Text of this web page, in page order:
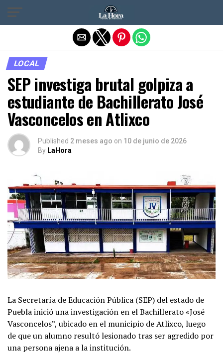
LOCAL
SEP investiga brutal golpiza a
estudiante de Bachillerato José
Vasconcelos en Atlixco
Published 2 meses ago on 10 de junio de 2026
By LaHora
La Secretaría de Educación Pública (SEP) del estado de
Puebla inició una investigación en el Bachillerato «José
Vasconcelos”, ubicado en el municipio de Atlixco, luego
de que un alumno resultó lesionado tras ser agredido por
una persona ajena a la institución.
Salir de la versión móvil